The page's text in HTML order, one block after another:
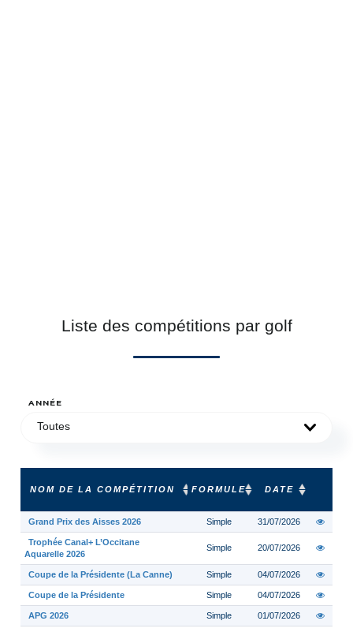
Liste des compétitions par golf
ANNÉE
Toutes
NOM DE LA COMPÉTITION FORMULE DATE
Grand Prix des Aisses 2026 Simple 31/07/2026
Trophée Canal+ L’Occitane
Aquarelle 2026
Simple 20/07/2026
Coupe de la Présidente (La Canne) Simple 04/07/2026
Coupe de la Présidente Simple 04/07/2026
APG 2026 Simple 01/07/2026